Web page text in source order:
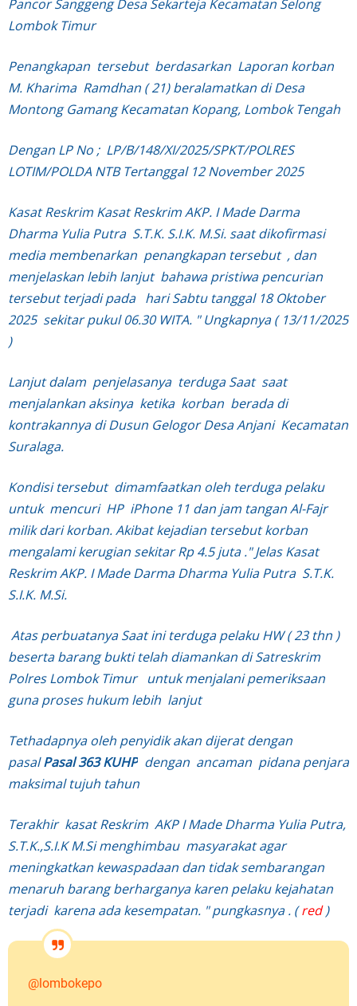
Pancor Sanggeng Desa Sekarteja Kecamatan Selong
Lombok Timur
Penangkapan tersebut berdasarkan Laporan korban
M. Kharima Ramdhan ( 21) beralamatkan di Desa
Montong Gamang Kecamatan Kopang, Lombok Tengah
Dengan LP No ; LP/B/148/XI/2025/SPKT/POLRES
LOTIM/POLDA NTB Tertanggal 12 November 2025
Kasat Reskrim Kasat Reskrim AKP. I Made Darma
Dharma Yulia Putra S.T.K. S.I.K. M.Si. saat dikofirmasi
media membenarkan penangkapan tersebut , dan
menjelaskan lebih lanjut bahawa pristiwa pencurian
tersebut terjadi pada hari Sabtu tanggal 18 Oktober
2025 sekitar pukul 06.30 WITA. " Ungkapnya ( 13/11/2025
)
Lanjut dalam penjelasanya terduga Saat saat
menjalankan aksinya ketika korban berada di
kontrakannya di Dusun Gelogor Desa Anjani Kecamatan
Suralaga.
Kondisi tersebut dimamfaatkan oleh terduga pelaku
untuk mencuri HP iPhone 11 dan jam tangan Al-Fajr
milik dari korban. Akibat kejadian tersebut korban
mengalami kerugian sekitar Rp 4.5 juta ." JelasKasat
Reskrim AKP. I Made Darma Dharma Yulia Putra S.T.K.
S.I.K. M.Si.
Atas perbuatanya Saat ini terduga pelaku HW ( 23 thn )
beserta barang bukti telah diamankan di Satreskrim
Polres Lombok Timur untuk menjalani pemeriksaan
guna proses hukum lebih lanjut
Tethadapnya oleh penyidik akan dijerat dengan
pasalPasal 363 KUHP dengan ancaman pidana penjara
maksimal tujuh tahun
Terakhir kasat Reskrim AKP I Made Dharma Yulia Putra,
S.T.K.,S.I.K M.Si menghimbau masyarakat agar
meningkatkan kewaspadaan dan tidak sembarangan
menaruh barang berharganya karen pelaku kejahatan
terjadi karena ada kesempatan. " pungkasnya . (red)
@lombokepo